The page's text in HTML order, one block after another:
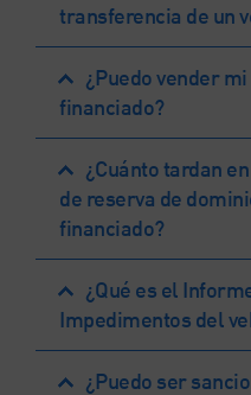
transferencia de un
¿Puedo vender
financiado?
¿Cuánto tardan
de reserva de
financiado?
¿Qué es el
Impedimentos del
¿Puedo ser